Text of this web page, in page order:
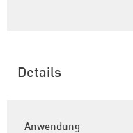
Details
Anwendung